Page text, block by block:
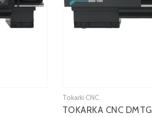
Tokarki CNC
TOKARKA CNC DMTG